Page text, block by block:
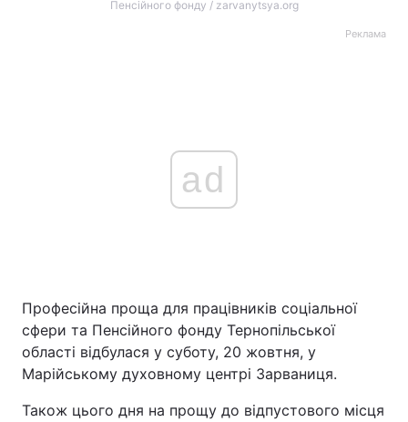
Пенсійного фонду / zarvanytsya.org
Реклама
ad
Професійна проща для працівників соціальної
сфери та Пенсійного фонду Тернопільської
області відбулася у суботу, 20 жовтня, у
Марійському духовному центрі Зарваниця.
Також цього дня на прощу до відпустового місця